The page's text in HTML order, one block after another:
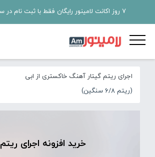
7 روز اکانت لامینور رایگان فقط با ثبت نام در سایت
اجرای ریتم گیتار آهنگ خاکستری از ابی
(ریتم 6/8 سنگین)
خرید افزونه اجرای ریتم